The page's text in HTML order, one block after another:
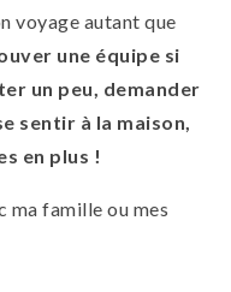
voyage autant que
une équipe si
un peu, demander
sentir à la maison,
en plus !
ma famille ou mes